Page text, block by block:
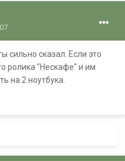
сильно сказал. Если это
ролика "Нескафе" и им
на 2 ноутбука.